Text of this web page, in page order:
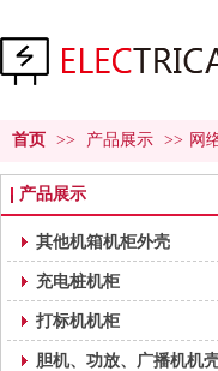
首页 >> 产品展示 >> 网
产品展示
其他机箱机柜外壳
充电桩机柜
打标机机柜
胆机、功放、广播机机